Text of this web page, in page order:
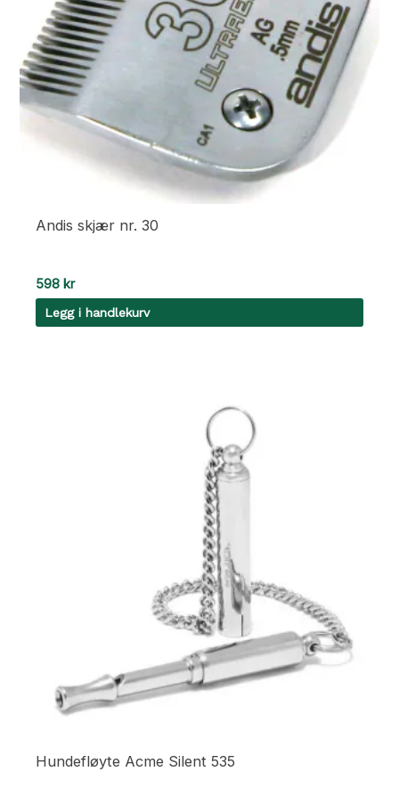
Andis skjær nr. 30
598 kr
Legg i handlekurv
Hundefløyte Acme Silent 535